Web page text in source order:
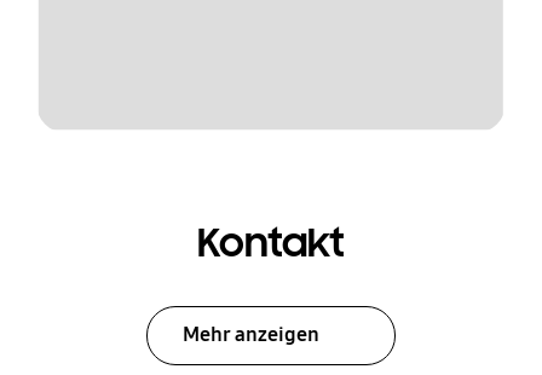
Kontakt
Mehr anzeigen